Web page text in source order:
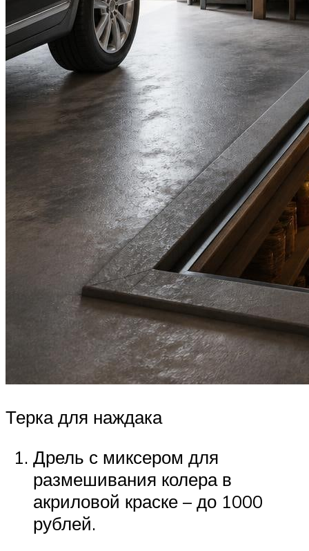
Терка для наждака
Дрель с миксером для
размешивания колера в
акриловой краске – до 1000
рублей.